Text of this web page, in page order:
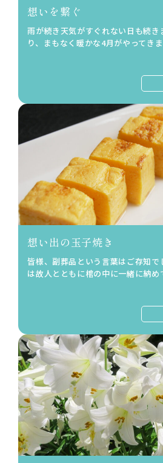
想いを繋ぐ
雨が続き天気がすぐれない日も続き
り、まもなく暖かな4月がやってき
想い出の玉子焼き
皆様、副葬品という言葉はご存知で
は故人とともに棺の中に一緒に納